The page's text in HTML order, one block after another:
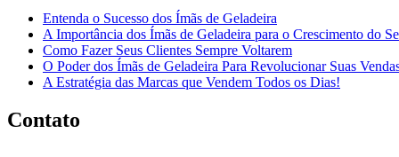
Entenda o Sucesso dos Ímãs de Geladeira
A Importância dos Ímãs de Geladeira para o Crescimento do
Como Fazer Seus Clientes Sempre Voltarem
O Poder dos Ímãs de Geladeira Para Revolucionar Suas
A Estratégia das Marcas que Vendem Todos os Dias!
Contato